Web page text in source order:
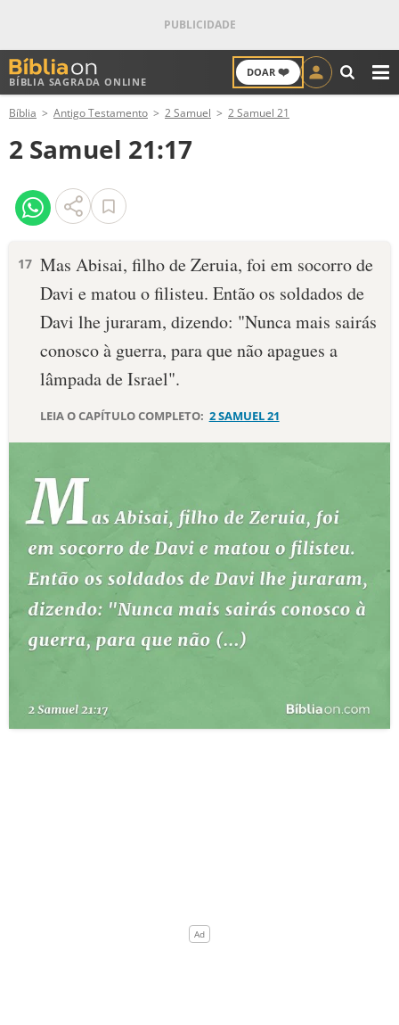
BÍBLIA SAGRADA ONLINE
DOAR ❤️
ANTIGO TESTAMENTO
NOVO TESTAMENTO
VERSÍCULOS
PALAVRA DO DIA
SALMO DO DIA
DEVOCIONAL DIÁRIO
ESTUDOS BÍBLICOS
ESBOÇOS DE PREGAÇÃO
TEMAS
PERGUNTE À BÍBLIA IA
QUEM SOMOS
Bíblia Antigo Testamento 2 Samuel 2 Samuel 21
2 Samuel 21:17
17 Mas Abisai, filho de Zeruia, foi em socorro de
Davi e matou o filisteu. Então os soldados de
Davi lhe juraram, dizendo: "Nunca mais sairás
conosco à guerra, para que não apagues a
lâmpada de Israel".
LEIA O CAPÍTULO COMPLETO: 2 SAMUEL 21